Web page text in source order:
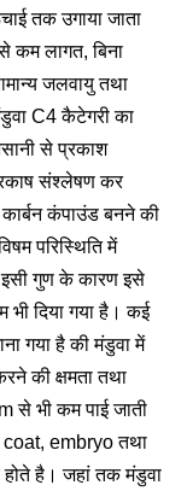
तक उगाया जाता
कम लागत, बिना
जलवायु तथा
C4 कैटेगरी का
से प्रकाश
संश्लेषण कर
कंपाउंड बनने की
परिस्थिति में
इसी गुण के कारण इसे
दिया गया है। कई
गया है की मंडुवा में
की क्षमता तथा
से भी कम पाई जाती
embryo तथा
है। जहां तक मंडुवा